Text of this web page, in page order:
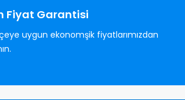
Fiyat Garantisi
uygun ekonomşik fiyatlarımızdan